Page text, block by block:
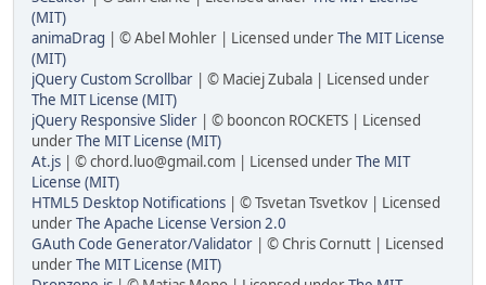
(MIT)
animaDrag | © Abel Mohler | Licensed underThe MIT License
(MIT)
jQuery Custom Scrollbar | © Maciej Zubala | Licensed under
The MIT License (MIT)
jQuery Responsive Slider | © booncon ROCKETS | Licensed
underThe MIT License (MIT)
At.js | © chord.luo@gmail.com | Licensed underThe MIT
License (MIT)
HTML5 Desktop Notifications | © Tsvetan Tsvetkov | Licensed
underThe Apache License Version 2.0
GAuth Code Generator/Validator | © Chris Cornutt | Licensed
underThe MIT License (MIT)